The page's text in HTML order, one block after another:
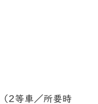
2等車／所要時